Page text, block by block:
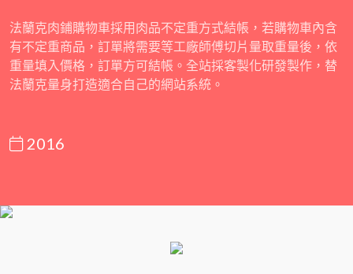
法蘭克肉鋪購物車採用肉品不定重方式結帳，若購物車內含
有不定重商品，訂單將需要等工廠師傅切片量取重量後，依
重量填入價格，訂單方可結帳。全站採客製化研發製作，替
法蘭克量身打造適合自己的網站系統。
2016